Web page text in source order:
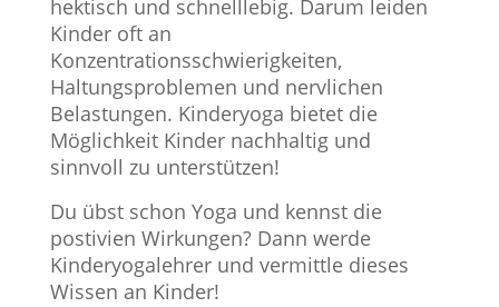
hektisch und schnelllebig. Darum leiden
Kinder oft an
Konzentrationsschwierigkeiten,
Haltungsproblemen und nervlichen
Belastungen. Kinderyoga bietet die
Möglichkeit Kinder nachhaltig und
sinnvoll zu unterstützen!
Du übst schon Yoga und kennst die
postivien Wirkungen? Dann werde
Kinderyogalehrer und vermittle dieses
Wissen an Kinder!